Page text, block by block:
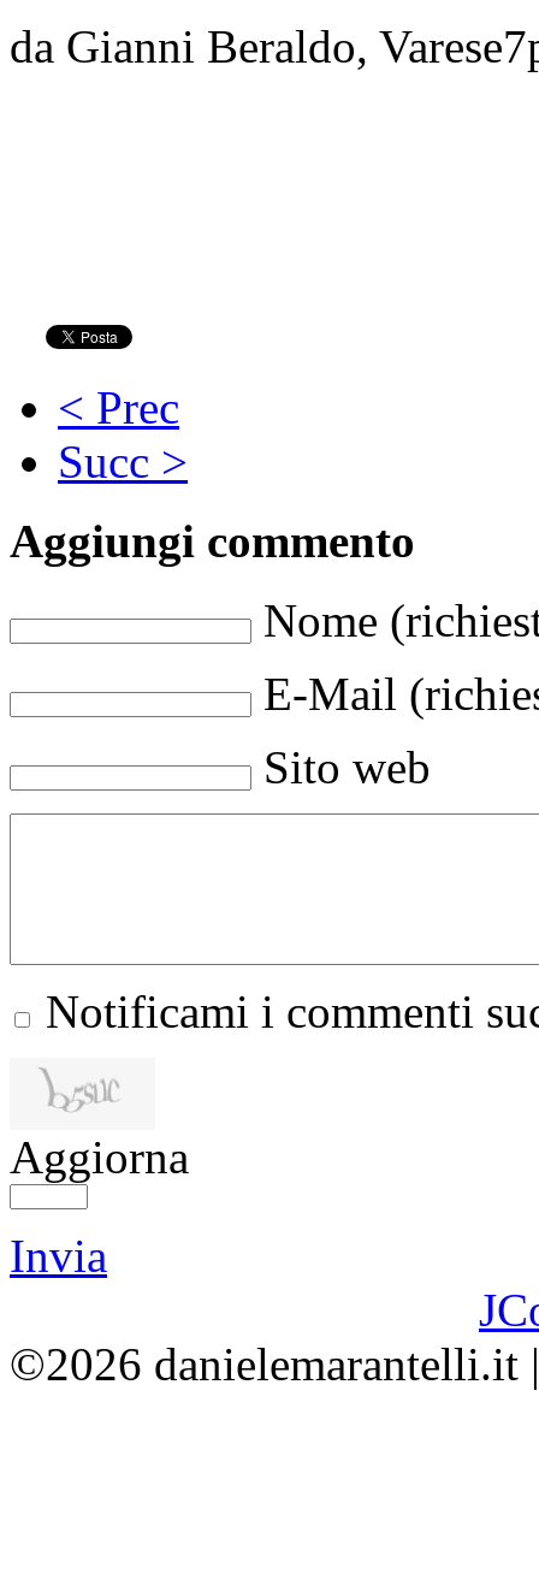
da Gianni Beraldo,
< Prec
Succ >
Aggiungi commento
Nome
E-Mail
Sito web
Notificami i commenti
Aggiorna
Invia
©2026 danielemarantelli.it